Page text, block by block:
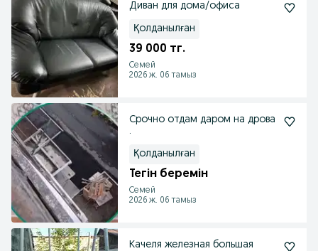
Диван для дома/офиса
Қолданылған
39 000 тг.
Семей
2026 ж. 06 тамыз
Срочно отдам даром на дрова
.
Қолданылған
Тегін беремін
Семей
2026 ж. 06 тамыз
Качеля железная большая